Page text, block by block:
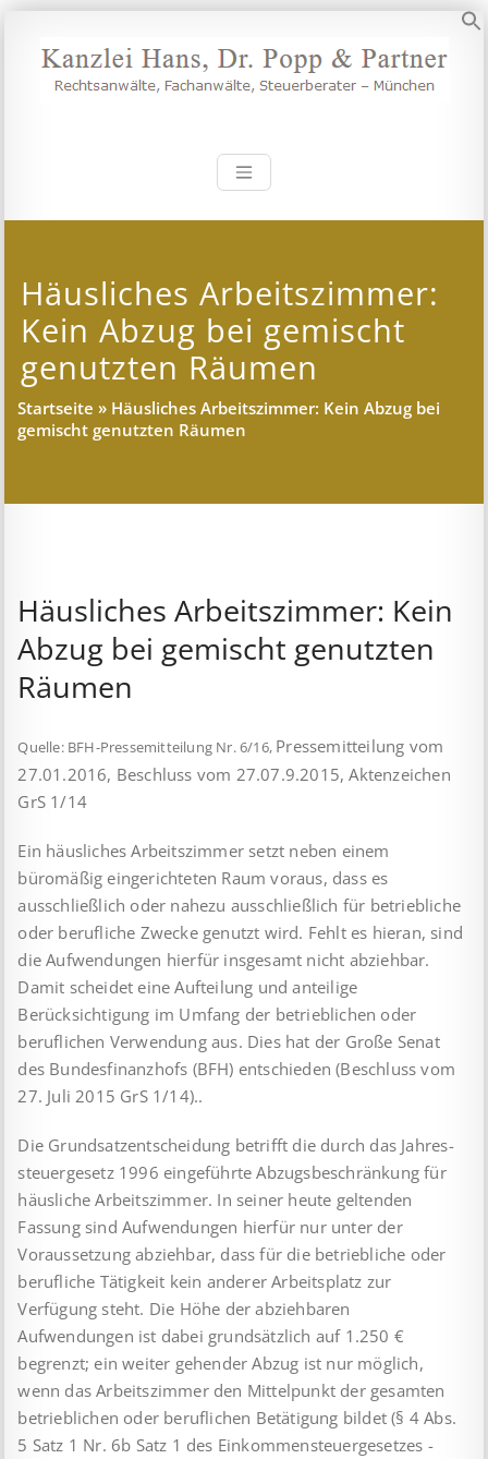
Inhalt
springen
Kanzlei Hans,
Häusliches Arbeitszimmer:
Kein Abzug bei gemischt
genutzten Räumen
Startseite » Häusliches Arbeitszimmer: Kein Abzug bei
gemischt genutzten Räumen
Häusliches Arbeitszimmer: Kein
Abzug bei gemischt genutzten
Räumen
Quelle: BFH-Pressemitteilung Nr. 6/16, Pressemitteilung vom
27.01.2016, Beschluss vom 27.07.9.2015, Aktenzeichen
GrS 1/14
Ein häusliches Arbeitszimmer setzt neben einem
büromäßig eingerichteten Raum voraus, dass es
ausschließlich oder nahezu ausschließlich für betriebliche
oder beruf­liche Zwecke genutzt wird. Fehlt es hieran, sind
die Aufwendungen hierfür insgesamt nicht abziehbar.
Damit scheidet eine Aufteilung und anteilige
Berücksichtigung im Um­fang der betrieblichen oder
beruflichen Verwendung aus. Dies hat der Große Senat
des Bundesfinanzhofs (BFH) entschieden (Beschluss vom
27. Juli 2015 GrS 1/14)..
Die Grundsatzentscheidung betrifft die durch das Jahres­
steuer­gesetz 1996 eingeführte Abzugsbeschränkung für
häusliche Arbeitszimmer. In seiner heute geltenden
Fassung sind Auf­wen­dungen hierfür nur unter der
Voraussetzung abziehbar, dass für die betriebliche oder
berufliche Tätigkeit kein anderer Arbeits­platz zur
Verfügung steht. Die Höhe der abziehbaren
Aufwendungen ist dabei grundsätzlich auf 1.250 €
begrenzt; ein weiter ge­hen­der Abzug ist nur möglich,
wenn das Arbeitszimmer den Mit­tel­punkt der gesamten
betrieblichen oder beruflichen Betätigung bildet (§ 4 Abs.
5 Satz 1 Nr. 6b Satz 1 des Einkommen­steuer­gesetzes -